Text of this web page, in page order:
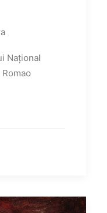
Național